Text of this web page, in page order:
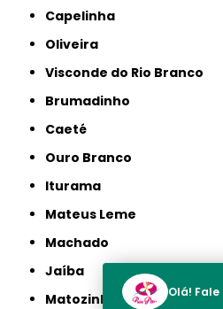
Capelinha
Oliveira
Visconde do Rio Branco
Brumadinho
Caeté
Ouro Branco
Iturama
Mateus Leme
Machado
Jaíba
Matozinhos
Olá!